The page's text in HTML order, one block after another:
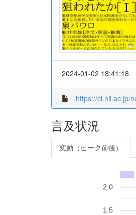
2024-01-02 18:41:18
https://ci.nii.ac.jp/
言及状況
変動（ピーク前後）
1.5
2.0